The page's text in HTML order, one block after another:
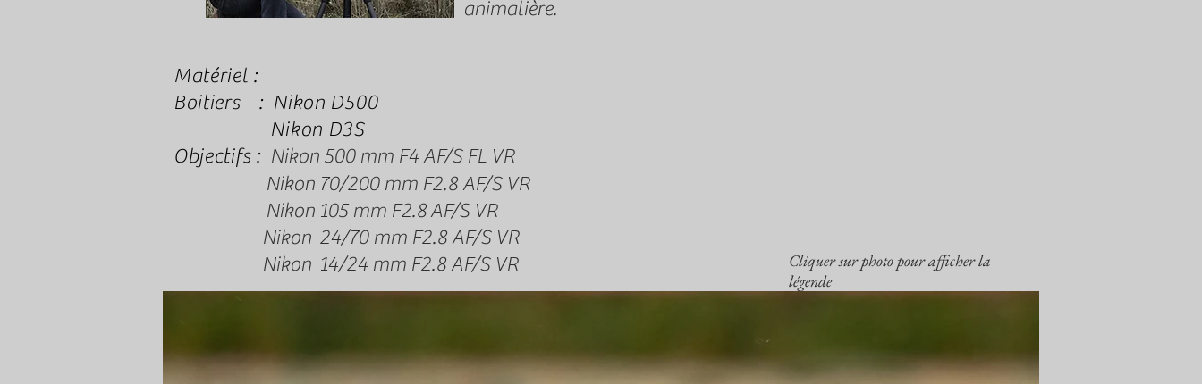
animalière.
Matériel :
Boitiers : Nikon D500
Nikon D3S
Objectifs : Nikon 500 mm F4 AF/S FL VR
Nikon 70/200 mm F2.8 AF/S VR
Nikon 105 mm F2.8 AF/S VR
Nikon 24/70 mm F2.8 AF/S VR
Nikon 14/24 mm F2.8 AF/S VR
Cliquer sur photo pour afficher la
légende